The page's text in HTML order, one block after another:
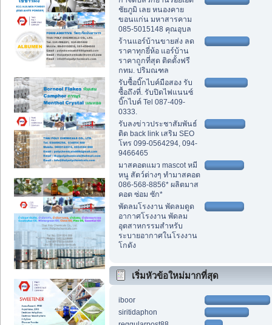
ชัยภูมิ เลย หนองคาย
ขอนแก่น มหาสารคาม
085-5015148 คุณอุบล
ร้านแอร์บ้านขายส่ง ลด
ราคาทุกยี่ห้อ แอร์บ้าน
ราคาถูกที่สุด ติดตั้งฟรี
กทม. ปริมณฑล
รับซื้อบิ๊กไบค์มือสอง รับ
ซื้อถึงที่. รับปิดไฟแนนซ์
บิ๊กไบค์ Tel 087-409-
0333.
รับลงข่าวประชาสัมพันธ์
ติด back link เสริม SEO
โทร 099-0564294, 094-
9466465
มาสคอตแมว mascot หมี
หนู สัตว์ต่างๆ ทำมาสคอต
086-568-8856* ผลิตมาส
คอต ซ่อม ซัก*
พัดลมโรงงาน พัดลมดูด
อากาศโรงงาน พัดลม
อุตสาหกรรมสำหรับ
ระบายอากาศในโรงงาน
โกดัง
เริ่มหัวข้อใหม่มากที่สุด
iboor
siritidaphon